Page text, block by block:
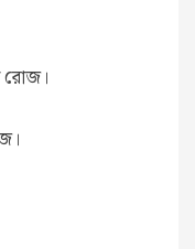
রোজ।